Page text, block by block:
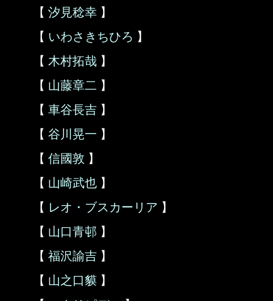
【 汐見稔幸 】
【 いわさきちひろ 】
【 木村拓哉 】
【 山藤章二 】
【 車谷長吉 】
【 谷川晃一 】
【 信國敦 】
【 山崎武也 】
【 レオ・ブスカーリア 】
【 山口青邨 】
【 福沢諭吉 】
【 山之口貘 】